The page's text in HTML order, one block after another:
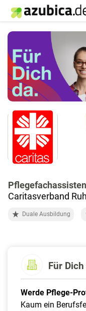
Caritasverband
Duale Ausbildung
Für
Werde Pflege-
Kaum ein